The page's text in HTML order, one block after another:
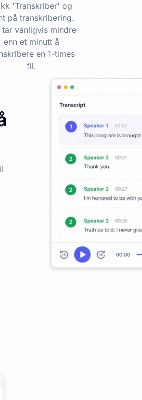
'Transkriber' og
på transkribering.
tar vanligvis mindre
enn et minutt å
en 1-times
fil.